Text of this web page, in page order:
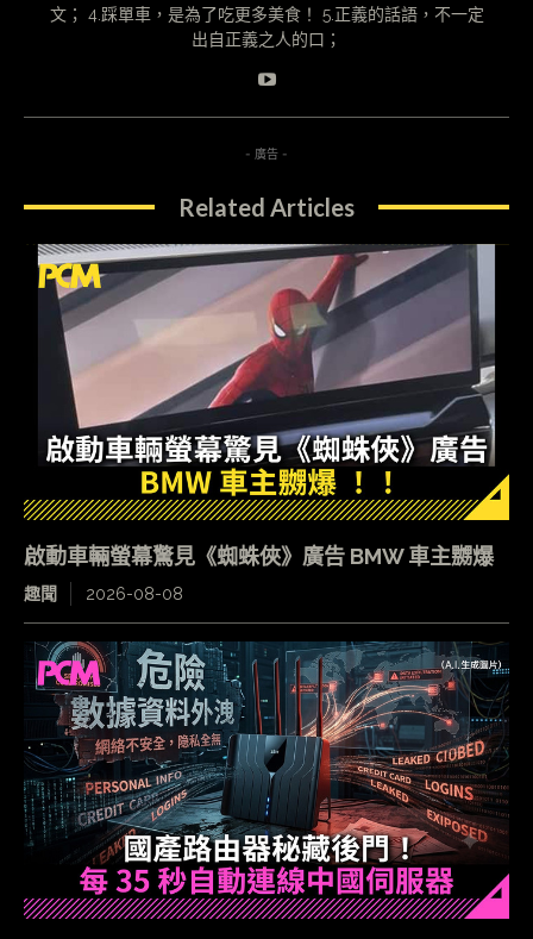
文； 4.踩單車，是為了吃更多美食！ 5.正義的話語，不一定
出自正義之人的口；
- 廣告 -
Related Articles
啟動車輛螢幕驚見《蜘蛛俠》廣告 BMW 車主嬲爆
趣聞 2026-08-08